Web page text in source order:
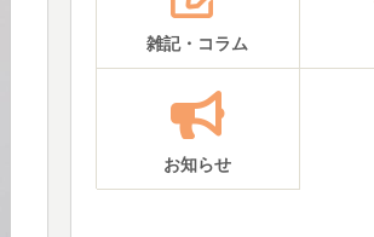
雑記・コラム
お知らせ